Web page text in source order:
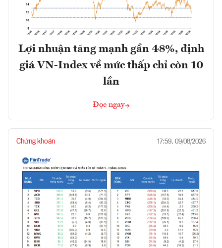
Lợi nhuận tăng mạnh gần 48%, định
giá VN-Index về mức thấp chỉ còn 10
lần
Đọc ngay
Chứng khoán 17:59, 09/08/2026